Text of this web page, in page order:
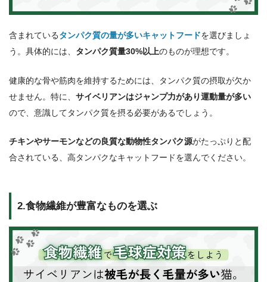
含まれているタンパク質の量が多いキャットフードを選びましょ
う。具体的には、 タンパク質量30%以上のものが理想です。
健康的な骨や筋肉を維持するためには、タンパク質の摂取が欠か
せません。特に、 サイベリアンはジャンプ力があり運動量が多い
ので、意識してタンパク質を摂る必要があるでしょう。
チキンやサーモンなどの良質な動物性タンパク源がたっぷりと配
合されている、高タンパクなキャットフードを選んでください。
2.食物繊維が豊富なものを選ぶ